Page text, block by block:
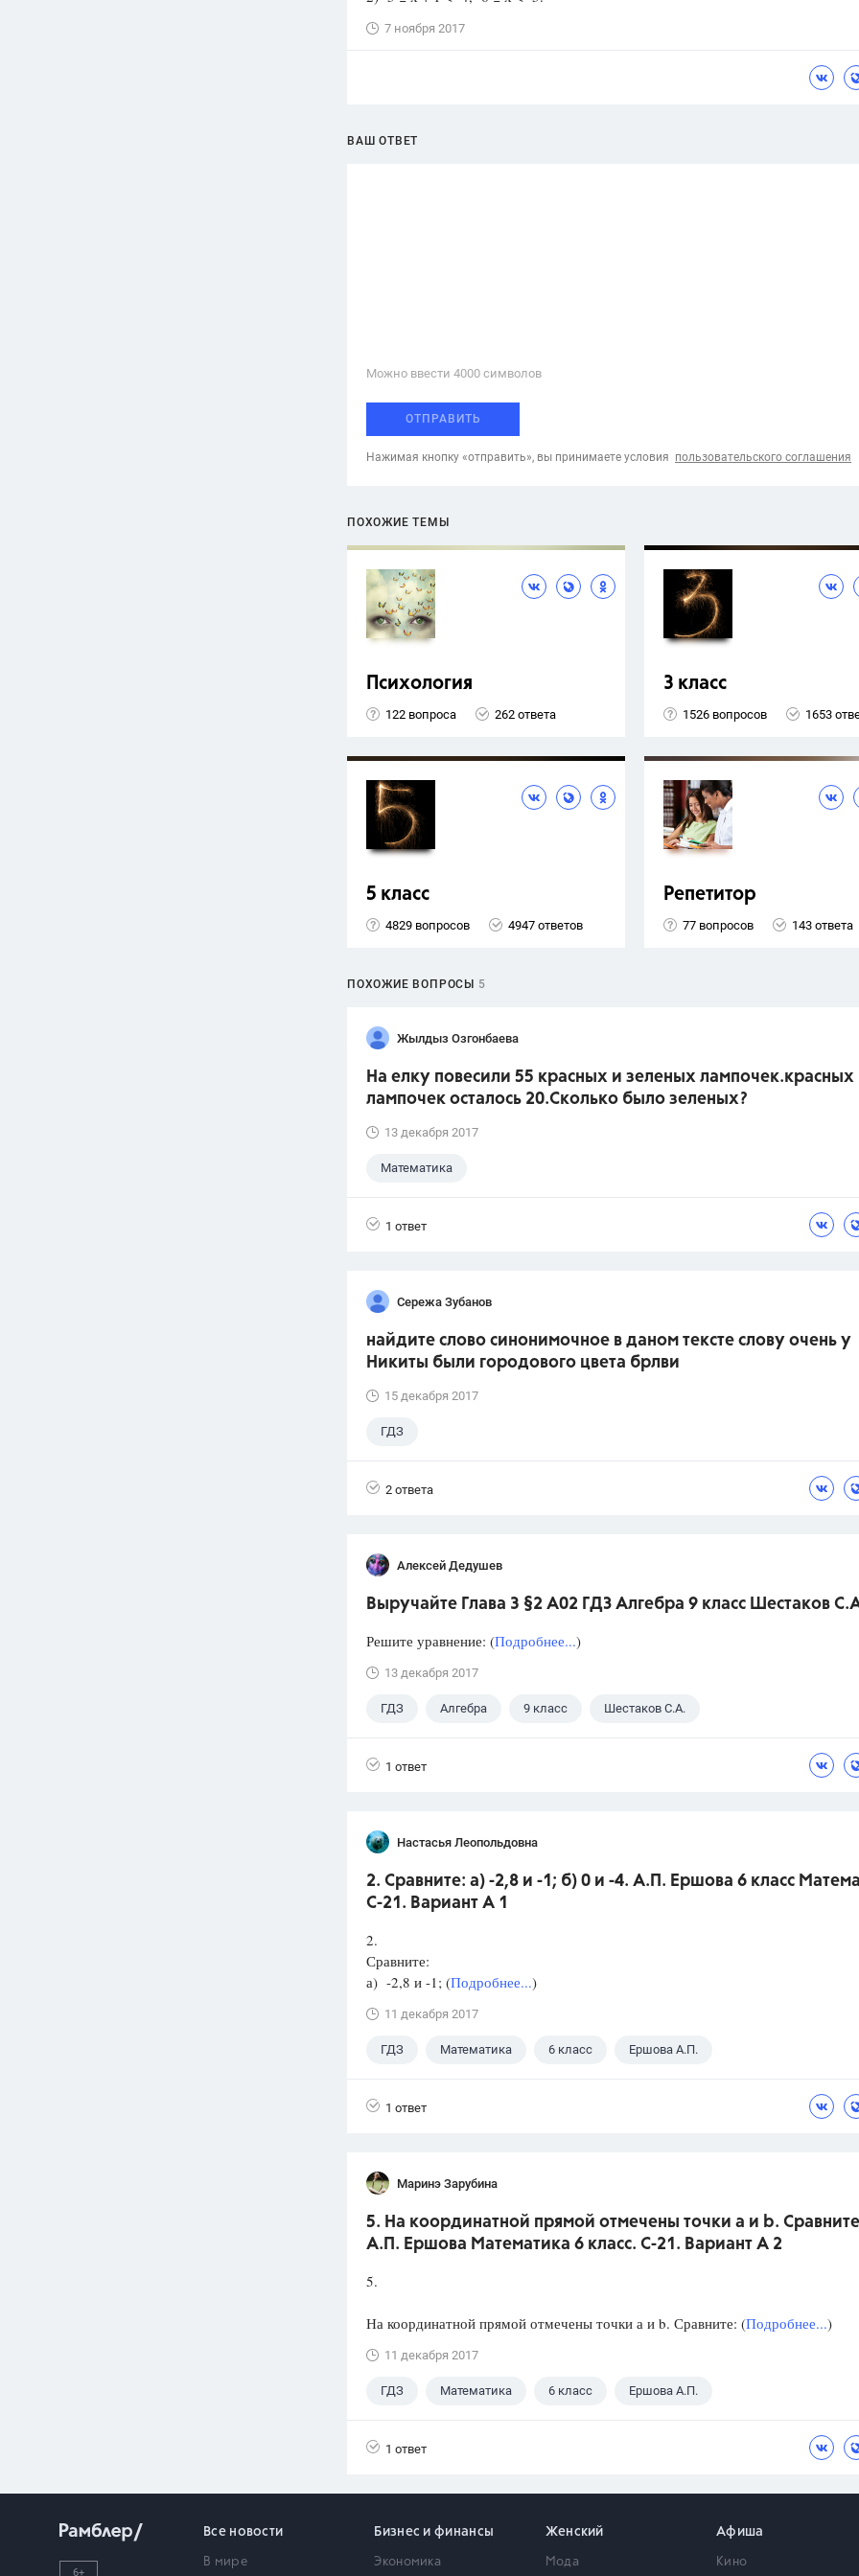
7 ноября 2017
ВАШ ОТВЕТ
Можно ввести 4000 cимволов
ОТПРАВИТЬ
Нажимая кнопку «отправить», вы принимаете условия пользовательского соглашения
ПОХОЖИЕ ТЕМЫ
Психология
122 вопроса 262 ответа
3 класс
1526 вопросов 1653
5 класс
4829 вопросов 4947 ответов
Репетитор
77 вопросов 143 ответа
ПОХОЖИЕ ВОПРОСЫ 5
Жылдыз Озгонбаева
На елку повесили 55 красных и зеленых лампочек.красных
лампочек осталось 20.Сколько было зеленых?
13 декабря 2017
Математика
1 ответ
Сережа Зубанов
найдите слово синонимочное в даном тексте слову очень у
Никиты были городового цвета брлви
15 декабря 2017
ГДЗ
2 ответа
Алексей Дедушев
Выручайте Глава 3 §2 А02 ГДЗ Алгебра 9 класс Шестаков
Решите уравнение: (Подробнее...)
13 декабря 2017
ГДЗ Алгебра 9 класс Шестаков С.А.
1 ответ
Настасья Леопольдовна
2. Сравните: а) -2,8 и -1; б) 0 и -4. А.П. Ершова 6 класс
С-21. Вариант А 1
2.
Сравните:
а) -2,8 и -1; (Подробнее...)
11 декабря 2017
ГДЗ Математика 6 класс Ершова А.П.
1 ответ
Маринэ Зарубина
5. На координатной прямой отмечены точки а и b.
А.П. Ершова Математика 6 класс. С-21. Вариант А 2
5.
На координатной прямой отмечены точки а и b. Сравните: (Подробнее...)
11 декабря 2017
ГДЗ Математика 6 класс Ершова А.П.
1 ответ
6+
Все новости
В мире
Бизнес и финансы
Экономика
Женский
Мода
Афиша
Кино